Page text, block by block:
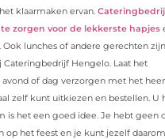
klaarmaken ervan.
zorgen voor de lekkerste hapjes
lunches of andere gerechten
Hengelo. Laat het
of dag verzorgen met het
zelf kunt uitkiezen en bestellen. U
is het een goed idee. Je hebt geen
op het feest en je kunt jezelf